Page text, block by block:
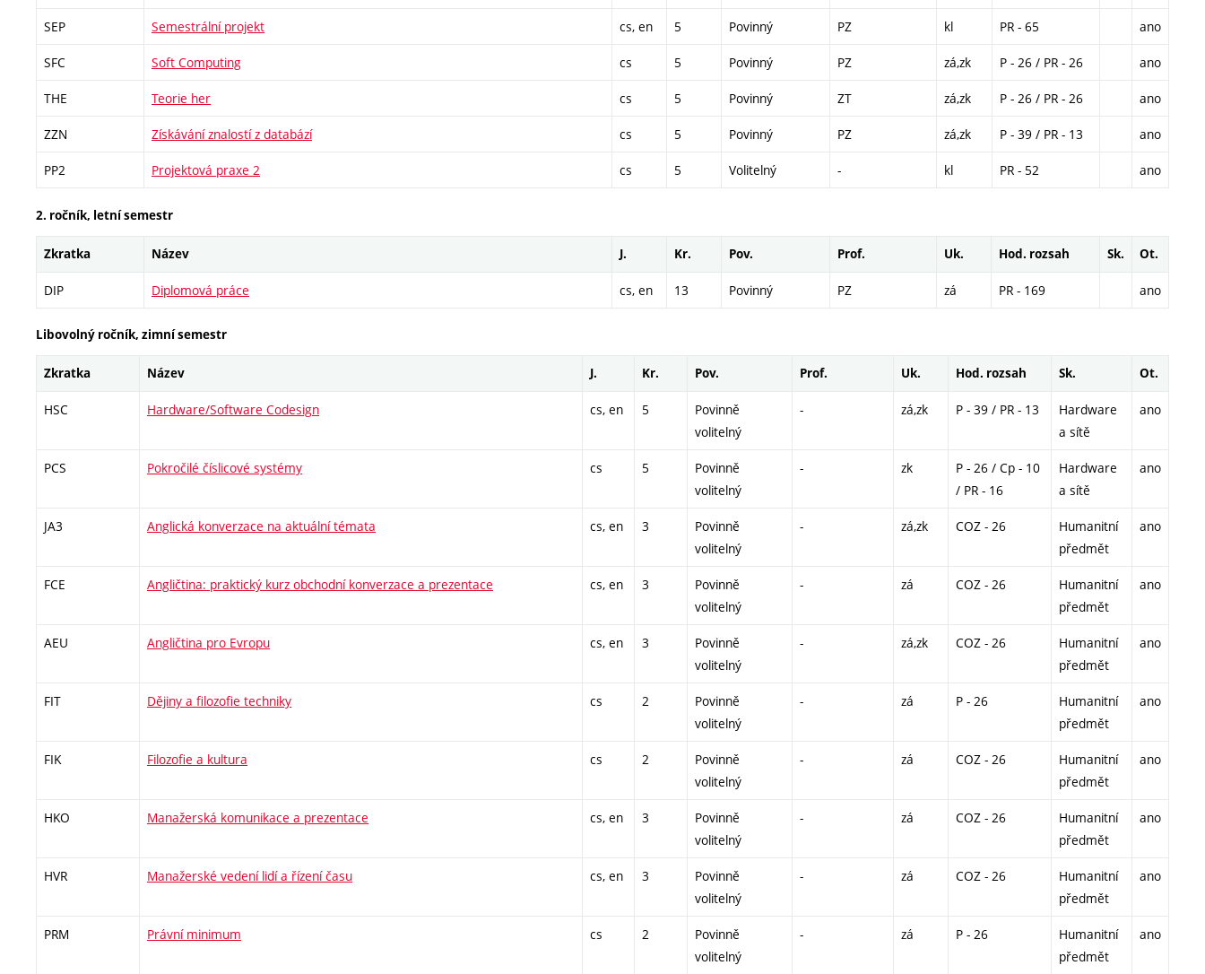
SEP Semestrální projekt cs, en 5 Povinný PZ kl PR - 65 ano
SFC Soft Computing cs 5 Povinný PZ zá,zk P - 26 / PR - 26 ano
THE Teorie her cs 5 Povinný ZT zá,zk P - 26 / PR - 26 ano
ZZN Získávání znalostí z databází cs 5 Povinný PZ zá,zk P - 39 / PR - 13 ano
PP2 Projektová praxe 2 cs 5 Volitelný - kl PR - 52 ano
2. ročník, letní semestr
Zkratka Název J. Kr. Pov. Prof. Uk. Hod. rozsah Sk. Ot.
DIP Diplomová práce cs, en 13 Povinný PZ zá PR - 169 ano
Libovolný ročník, zimní semestr
Zkratka Název J. Kr. Pov. Prof. Uk. Hod. rozsah Sk. Ot.
HSC Hardware/Software Codesign cs, en 5
Povinně
volitelný
- zá,zk P - 39 / PR - 13
Hardware
a sítě
ano
PCS Pokročilé číslicové systémy cs 5
Povinně
volitelný
- zk
P - 26 / Cp - 10
/ PR - 16
Hardware
a sítě
ano
JA3 Anglická konverzace na aktuální témata cs, en 3
Povinně
volitelný
- zá,zk COZ - 26
Humanitní
předmět
ano
FCE Angličtina: praktický kurz obchodní konverzace a prezentace cs, en 3
Povinně
volitelný
- zá COZ - 26
Humanitní
předmět
ano
AEU Angličtina pro Evropu cs, en 3
Povinně
volitelný
- zá,zk COZ - 26
Humanitní
předmět
ano
FIT Dějiny a filozofie techniky cs 2
Povinně
volitelný
- zá P - 26
Humanitní
předmět
ano
FIK Filozofie a kultura cs 2
Povinně
volitelný
- zá COZ - 26
Humanitní
předmět
ano
HKO Manažerská komunikace a prezentace cs, en 3
Povinně
volitelný
- zá COZ - 26
Humanitní
předmět
ano
HVR Manažerské vedení lidí a řízení času cs, en 3
Povinně
volitelný
- zá COZ - 26
Humanitní
předmět
ano
PRM Právní minimum cs 2
Povinně
volitelný
- zá P - 26
Humanitní
předmět
ano